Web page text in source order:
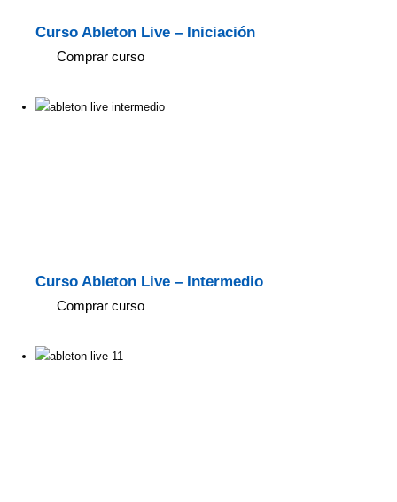
Curso Ableton Live – Iniciación
Comprar curso
Curso Ableton Live – Intermedio
Comprar curso